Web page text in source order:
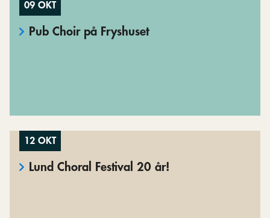
09 OKT
Pub Choir på Fryshuset
12 OKT
Lund Choral Festival 20 år!